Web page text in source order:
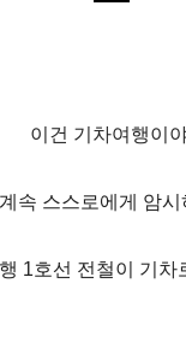
이건 기차여행이
계속 스스로에게 암시
1호선 전철이 기차